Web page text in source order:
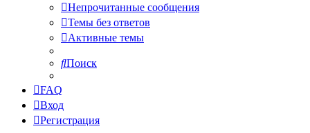
Непрочитанные сообщения
Темы без ответов
Активные темы
Поиск
FAQ
Вход
Регистрация